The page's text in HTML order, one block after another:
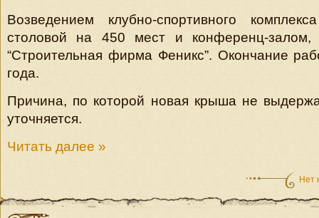
Возведением клубно-спортивного
столовой на 450 мест и конференц-
“Строительная фирма Феникс”. Окончание
года.
Причина, по которой новая крыша не
уточняется.
Читать далее »
Нет